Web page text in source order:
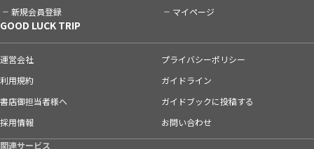
新規会員登録 マイページ
GOOD LUCK TRIP
運営会社
プライバシーポリシー
利用規約
ガイドライン
書店御担当者様へ
ガイドブックに投稿する
採用情報
お問い合わせ
関連サービス